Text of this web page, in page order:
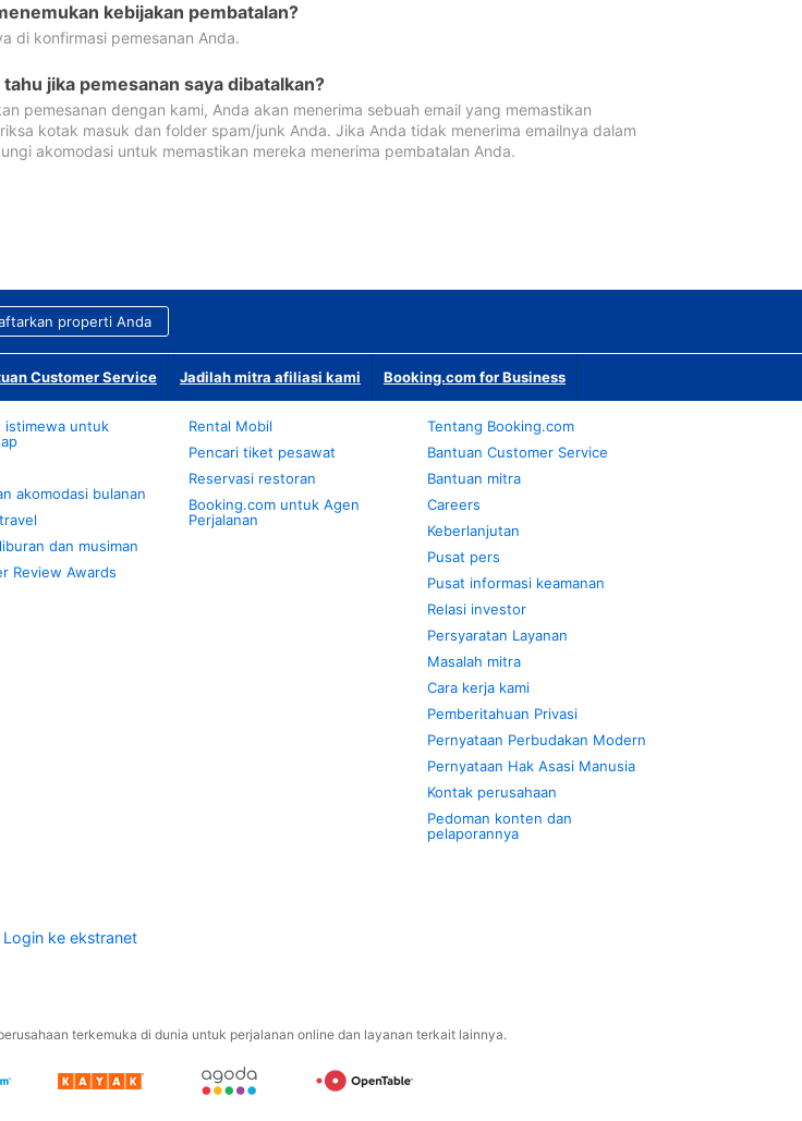
kebijakan pembatalan?
di konfirmasi pemesanan Anda.
jika pemesanan saya dibatalkan?
pemesanan dengan kami, Anda akan menerima sebuah email yang memastikan
kotak masuk dan folder spam/junk Anda. Jika Anda tidak menerima emailnya dalam
akomodasi untuk memastikan mereka menerima pembatalan Anda.
properti Anda
Customer Service Jadilah mitra afiliasi kami Booking.com for Business
istimewa untuk
akomodasi bulanan
dan musiman
Review Awards
Rental Mobil
Pencari tiket pesawat
Reservasi restoran
Booking.com untuk Agen
Perjalanan
Tentang Booking.com
Bantuan Customer Service
Bantuan mitra
Careers
Keberlanjutan
Pusat pers
Pusat informasi keamanan
Relasi investor
Persyaratan Layanan
Masalah mitra
Cara kerja kami
Pemberitahuan Privasi
Pernyataan Perbudakan Modern
Pernyataan Hak Asasi Manusia
Kontak perusahaan
Pedoman konten dan
pelaporannya
Login ke ekstranet
terkemuka di dunia untuk perjalanan online dan layanan terkait lainnya.